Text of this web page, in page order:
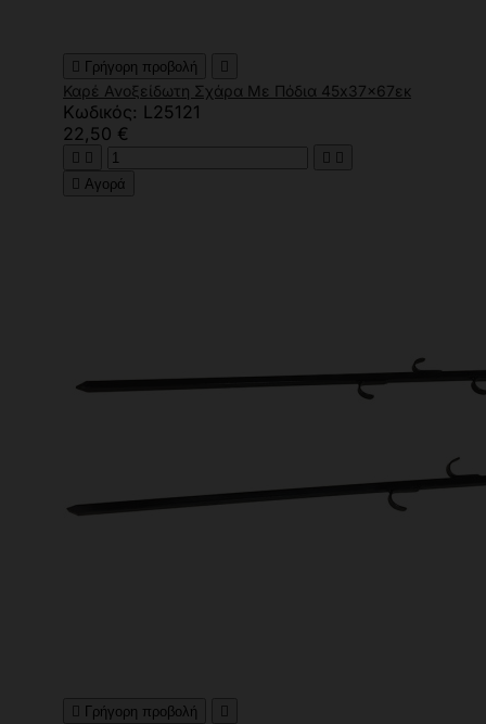
 Γρήγορη προβολή 
Καρέ Ανοξείδωτη Σχάρα Με Πόδια 45x37x67εκ
Κωδικός: L25121
22,50 €
   
 Αγορά
 Γρήγορη προβολή 